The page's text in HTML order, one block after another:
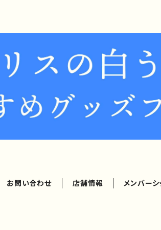
お問い合わせ 店舗情報 メンバーシ